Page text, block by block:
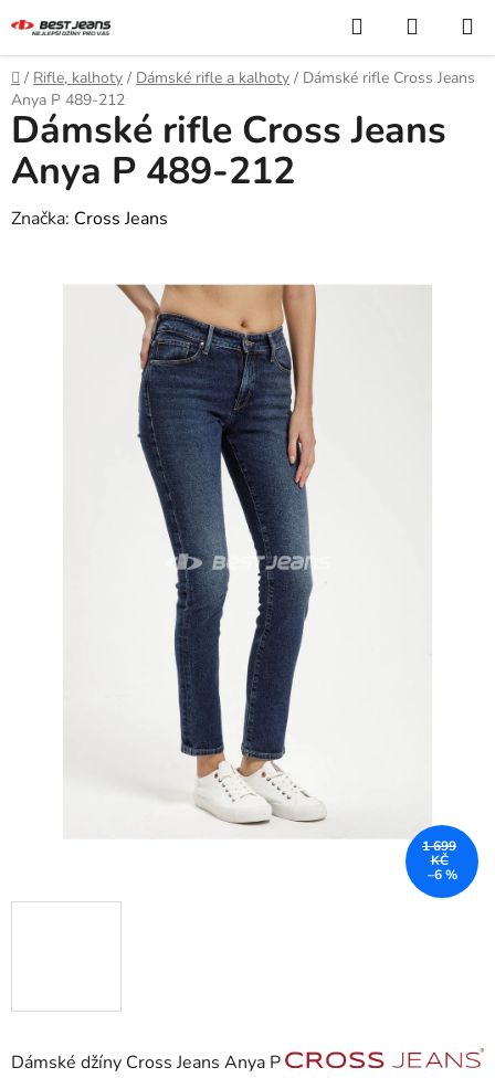
na
obsah
Hledat
KOŠÍK
Domů
/ Rifle, kalhoty / Dámské rifle a kalhoty / Dámské rifle Cross Jeans
Anya P 489-212
Dámské džíny Cross Jeans Anya P
Dámské rifle Cross Jeans
Anya P 489-212
Značka: Cross Jeans
1 699
KČ
–6 %